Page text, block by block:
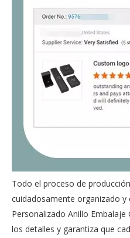
Todo el proceso de
cuidadosamente organizado
Personalizado Anillo Embalaje
los detalles y garantiza que